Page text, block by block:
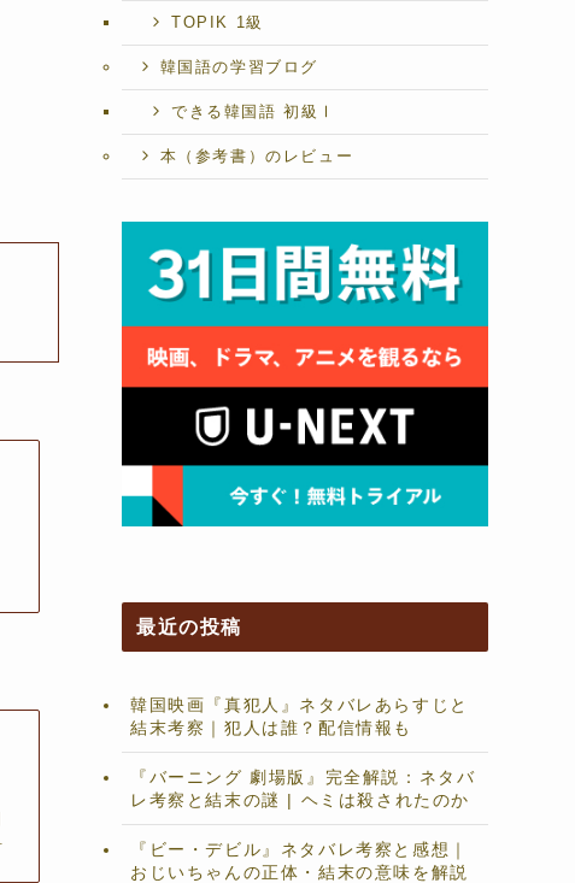
TOPIK 1級
韓国語の学習ブログ
できる韓国語 初級Ⅰ
本（参考書）のレビュー
最近の投稿
韓国映画『真犯人』ネタバレあらすじと
結末考察｜犯人は誰？配信情報も
『バーニング 劇場版』完全解説：ネタバ
レ考察と結末の謎 | ヘミは殺されたのか
『ビー・デビル』ネタバレ考察と感想｜
おじいちゃんの正体・結末の意味を解説